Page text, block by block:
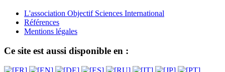
L'association Objectif Sciences International
Références
Mentions légales
Ce site est aussi disponible en :